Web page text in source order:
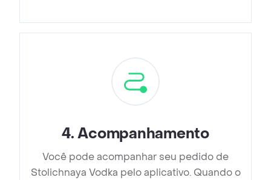
4.Acompanhamento
Você pode acompanhar seu pedido de
Stolichnaya Vodka pelo aplicativo. Quando o